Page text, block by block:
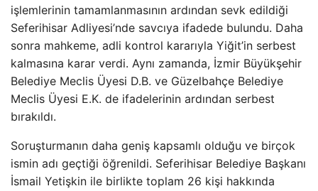
işlemlerinin tamamlanmasının ardından sevk edildiği
Seferihisar Adliyesi’nde savcıya ifadede bulundu. Daha
sonra mahkeme, adli kontrol kararıyla Yiğit’in serbest
kalmasına karar verdi. Aynı zamanda, İzmir Büyükşehir
Belediye Meclis Üyesi D.B. ve Güzelbahçe Belediye
Meclis Üyesi E.K. de ifadelerinin ardından serbest
bırakıldı.
Soruşturmanın daha geniş kapsamlı olduğu ve birçok
ismin adı geçtiği öğrenildi. Seferihisar Belediye Başkanı
İsmail Yetişkin ile birlikte toplam 26 kişi hakkında